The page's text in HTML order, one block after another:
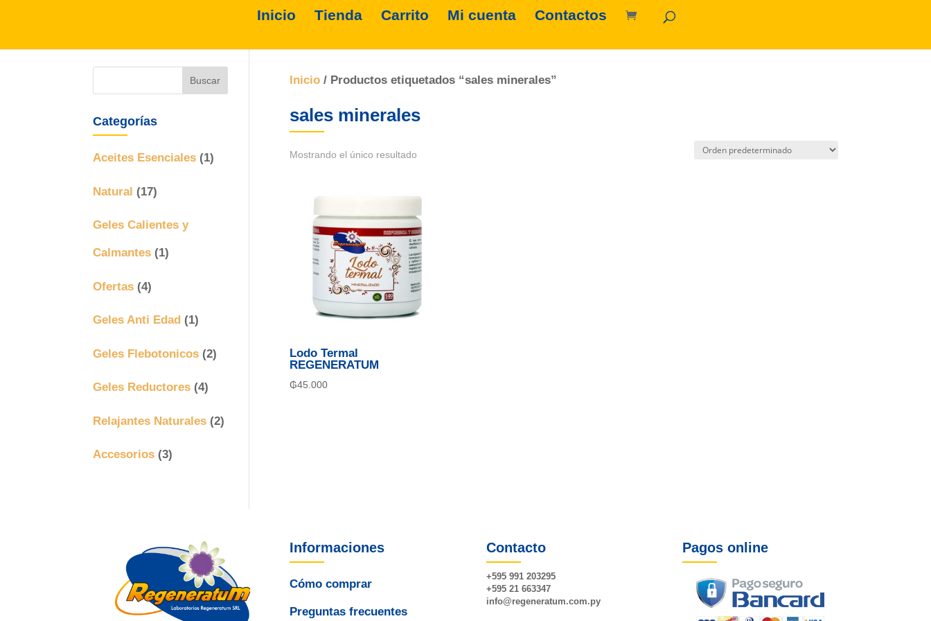
Inicio Tienda Carrito Mi cuenta Contactos
Inicio/ Productos etiquetados “sales minerales”
sales minerales
Mostrando el único resultado
Lodo Termal
REGENERATUM
₲45.000
Categorías
Aceites Esenciales (1)
Natural (17)
Geles Calientes y
Calmantes (1)
Ofertas (4)
Geles Anti Edad (1)
Geles Flebotonicos (2)
Geles Reductores (4)
Relajantes Naturales (2)
Accesorios (3)
Informaciones
Cómo comprar
Preguntas frecuentes
Contacto
+595 991 203295
+595 21 663347
info@regeneratum.com.py
Pagos online